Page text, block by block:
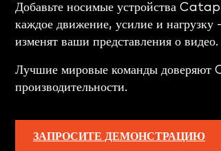
Добавьте носимые устройства
каждое движение, усилие и нагрузку
изменят ваши представления о видео.
Лучшие мировые команды
производительности.
ЗАПРОСИТЕ ДЕМОНСТРАЦИЮ